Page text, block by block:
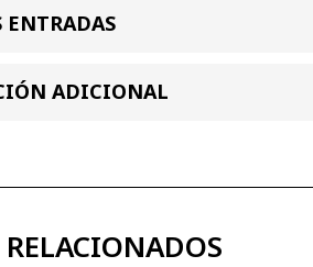
ENTRADAS
ADICIONAL